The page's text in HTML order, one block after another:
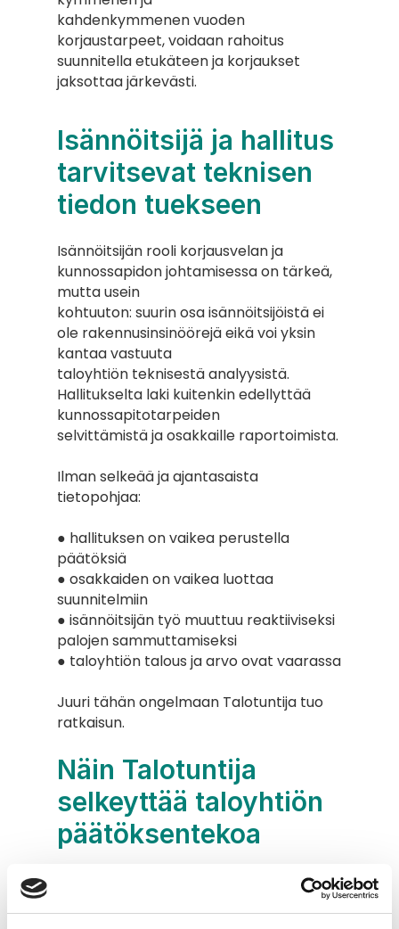
kahdenkymmenen vuoden
korjaustarpeet, voidaan rahoitus
suunnitella etukäteen ja korjaukset
jaksottaa järkevästi.
Isännöitsijä ja hallitus
tarvitsevat teknisen
tiedon tuekseen
Isännöitsijän rooli korjausvelan ja
kunnossapidon johtamisessa on tärkeä,
mutta usein
kohtuuton: suurin osa isännöitsijöistä ei
ole rakennusinsinöörejä eikä voi yksin
kantaa vastuuta
taloyhtiön teknisestä analyysistä.
Hallitukselta laki kuitenkin edellyttää
kunnossapitotarpeiden
selvittämistä ja osakkaille raportoimista.
Ilman selkeää ja ajantasaista
tietopohjaa:
● hallituksen on vaikea perustella
päätöksiä
● osakkaiden on vaikea luottaa
suunnitelmiin
● isännöitsijän työ muuttuu reaktiiviseksi
palojen sammuttamiseksi
● taloyhtiön talous ja arvo ovat vaarassa
Juuri tähän ongelmaan Talotuntija tuo
ratkaisun.
Näin Talotuntija
selkeyttää taloyhtiön
päätöksentekoa
Talotuntija kokoaa taloyhtiön kunnon ja